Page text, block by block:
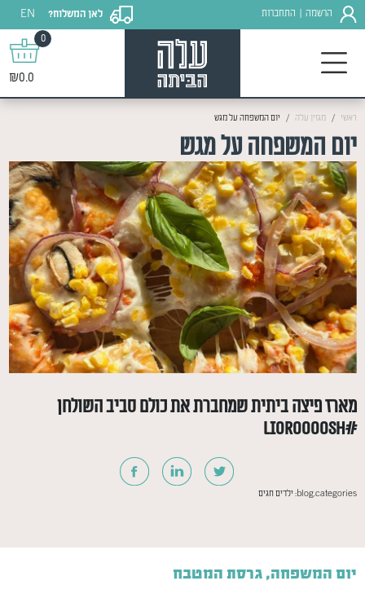
הרשמה התחברות לאן המשלוח?
EN
0
₪0.0
ראשי מגזין עלה יום המשפחה על מגש
יום המשפחה על מגש
מארז פיצה ביתית שמחברת את כולם סביב השולחן
#lioroooosh
blog.categories: ילדיםחגים
יום המשפחה, גרסת המטבח